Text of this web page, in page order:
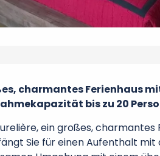
charmantes Ferienhaus
bis zu 20
ein großes,
Sie für einen Aufenthalt mit